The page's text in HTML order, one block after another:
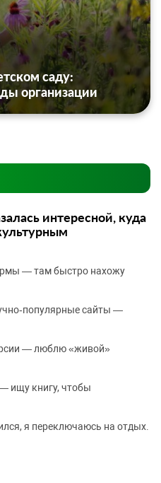
саду:
организации
интересной, куда
— там быстро нахожу
сайты —
— люблю «живой»
ищу книгу, чтобы
я переключаюсь на отдых.